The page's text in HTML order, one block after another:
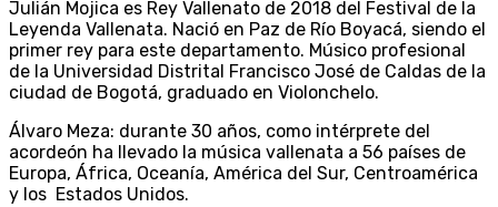
Julián Mojica es Rey Vallenato de 2018 del Festival de la
Leyenda Vallenata. Nació en Paz de Río Boyacá, siendo el
primer rey para este departamento. Músico profesional
de la Universidad Distrital Francisco José de Caldas de la
ciudad de Bogotá, graduado en Violonchelo.
Álvaro Meza: durante 30 años, como intérprete del
acordeón ha llevado la música vallenata a 56 países de
Europa, África, Oceanía, América del Sur, Centroamérica
y los Estados Unidos.